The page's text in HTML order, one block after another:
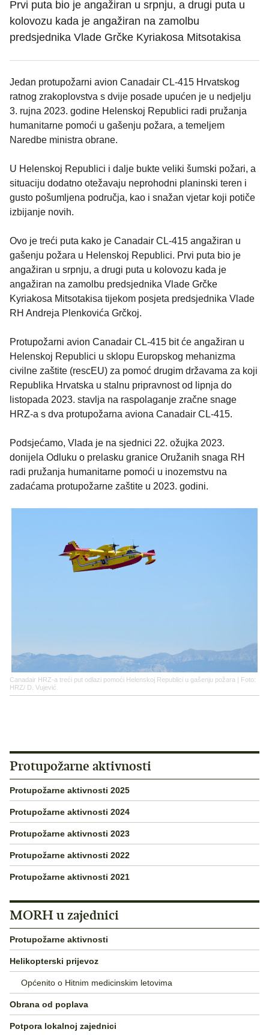
Prvi puta bio je angažiran u srpnju, a drugi puta u
kolovozu kada je angažiran na zamolbu
predsjednika Vlade Grčke Kyriakosa Mitsotakisa
Jedan protupožarni avion Canadair CL-415 Hrvatskog
ratnog zrakoplovstva s dvije posade upućen je u nedjelju
3. rujna 2023. godine Helenskoj Republici radi pružanja
humanitarne pomoći u gašenju požara, a temeljem
Naredbe ministra obrane.
U Helenskoj Republici i dalje bukte veliki šumski požari, a
situaciju dodatno otežavaju neprohodni planinski teren i
gusto pošumljena područja, kao i snažan vjetar koji potiče
izbijanje novih.
Ovo je treći puta kako je Canadair CL-415 angažiran u
gašenju požara u Helenskoj Republici. Prvi puta bio je
angažiran u srpnju, a drugi puta u kolovozu kada je
angažiran na zamolbu predsjednika Vlade Grčke
Kyriakosa Mitsotakisa tijekom posjeta predsjednika Vlade
RH Andreja Plenkovića Grčkoj.
Protupožarni avion Canadair CL-415 bit će angažiran u
Helenskoj Republici u sklopu Europskog mehanizma
civilne zaštite (rescEU) za pomoć drugim državama za koji
Republika Hrvatska u stalnu pripravnost od lipnja do
listopada 2023. stavlja na raspolaganje zračne snage
HRZ-a s dva protupožarna aviona Canadair CL-415.
Podsjećamo, Vlada je na sjednici 22. ožujka 2023.
donijela Odluku o prelasku granice Oružanih snaga RH
radi pružanja humanitarne pomoći u inozemstvu na
zadaćama protupožarne zaštite u 2023. godini.
Canadair HRZ-a treći put odlazi pomoći Helenskoj Republici u gašenju požara | Foto:
HRZ/ D. Vujević
Protupožarne aktivnosti
Protupožarne aktivnosti 2025
Protupožarne aktivnosti 2024
Protupožarne aktivnosti 2023
Protupožarne aktivnosti 2022
Protupožarne aktivnosti 2021
MORH u zajednici
Protupožarne aktivnosti
Helikopterski prijevoz
Općenito o Hitnim medicinskim letovima
Obrana od poplava
Potpora lokalnoj zajednici